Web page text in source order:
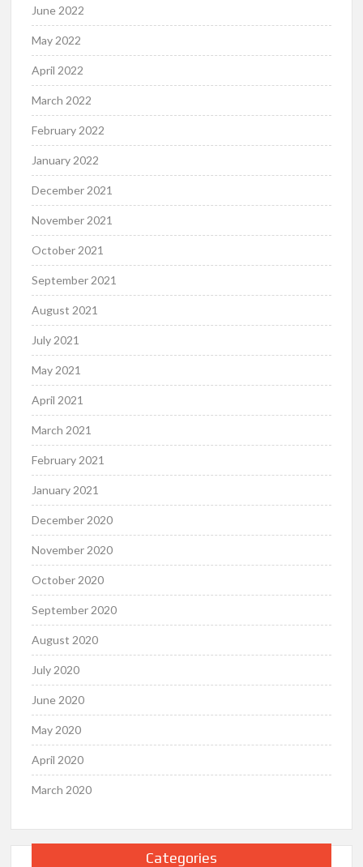
June 2022
May 2022
April 2022
March 2022
February 2022
January 2022
December 2021
November 2021
October 2021
September 2021
August 2021
July 2021
May 2021
April 2021
March 2021
February 2021
January 2021
December 2020
November 2020
October 2020
September 2020
August 2020
July 2020
June 2020
May 2020
April 2020
March 2020
Categories